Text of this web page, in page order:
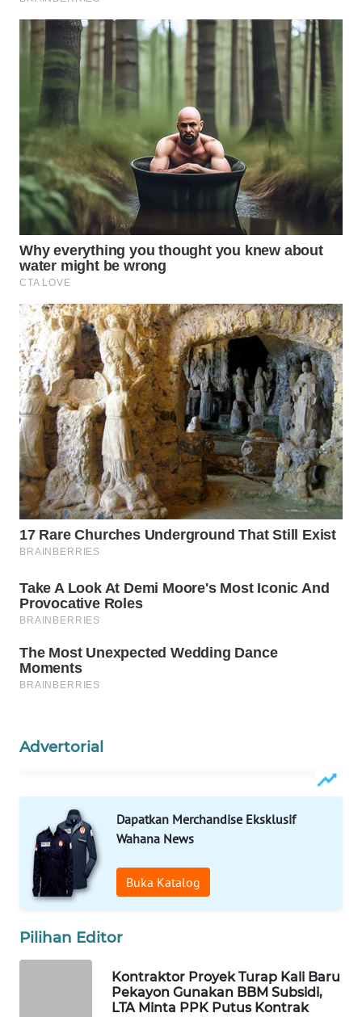
Advertorial
Dapatkan Merchandise Eksklusif
Wahana News
Buka Katalog
Pilihan Editor
Kontraktor Proyek Turap Kali Baru
Pekayon Gunakan BBM Subsidi,
LTA Minta PPK Putus Kontrak
WN
LABUANBAJO
WN
BORNEO
Wahana
Media
Group
WAHANA
NEWS
WAHANA
TANI
WAHANA
ADVOKAT
WAHANA
INFRASTRUKTUR
WAHANA
KONSUMEN
WAHANA
LISTRIK
TRAVEL
WAHANA
WAHANANEWS
WAHANANEWS
NET
WAHANA
SPORT
UMKM